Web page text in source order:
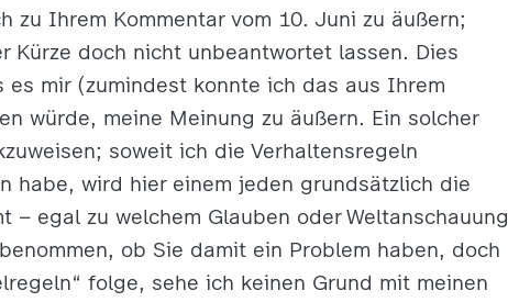
Ihrem Kommentar vom 10. Juni zu äußern;
Kürze doch nicht unbeantwortet lassen. Dies
mir (zumindest konnte ich das aus Ihrem
würde, meine Meinung zu äußern. Ein solcher
soweit ich die Verhaltensregeln
habe, wird hier einem jeden grundsätzlich die
– egal zu welchem Glauben oder Weltanschauung
ob Sie damit ein Problem haben, doch
folge, sehe ich keinen Grund mit meinen